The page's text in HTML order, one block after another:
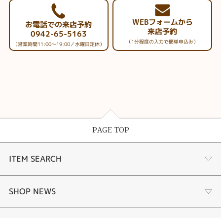
お電話での来店予約
0942-65-5163
（営業時間11:00～19:00／水曜日定休）
WEBフォームから
来店予約
（1分程度の入力で簡単申込み）
PAGE TOP
ITEM SEARCH
婚約指輪
SHOP NEWS